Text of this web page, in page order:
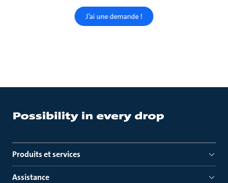
J’ai une demande !
Produits et services
Assistance